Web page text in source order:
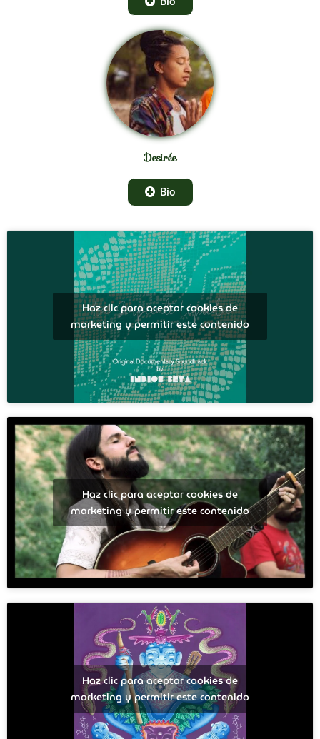
Desirée
Bio
Haz clic para aceptar cookies de
marketing y permitir este contenido
Haz clic para aceptar cookies de
marketing y permitir este contenido
Haz clic para aceptar cookies de
marketing y permitir este contenido